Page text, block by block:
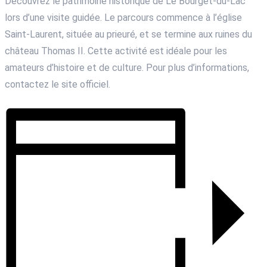
lors d’une visite guidée. Le parcours commence à l’église
Saint-Laurent, située au prieuré, et se termine aux ruines du
château Thomas II. Cette activité est idéale pour les
amateurs d’histoire et de culture. Pour plus d’informations,
contactez le site officiel.